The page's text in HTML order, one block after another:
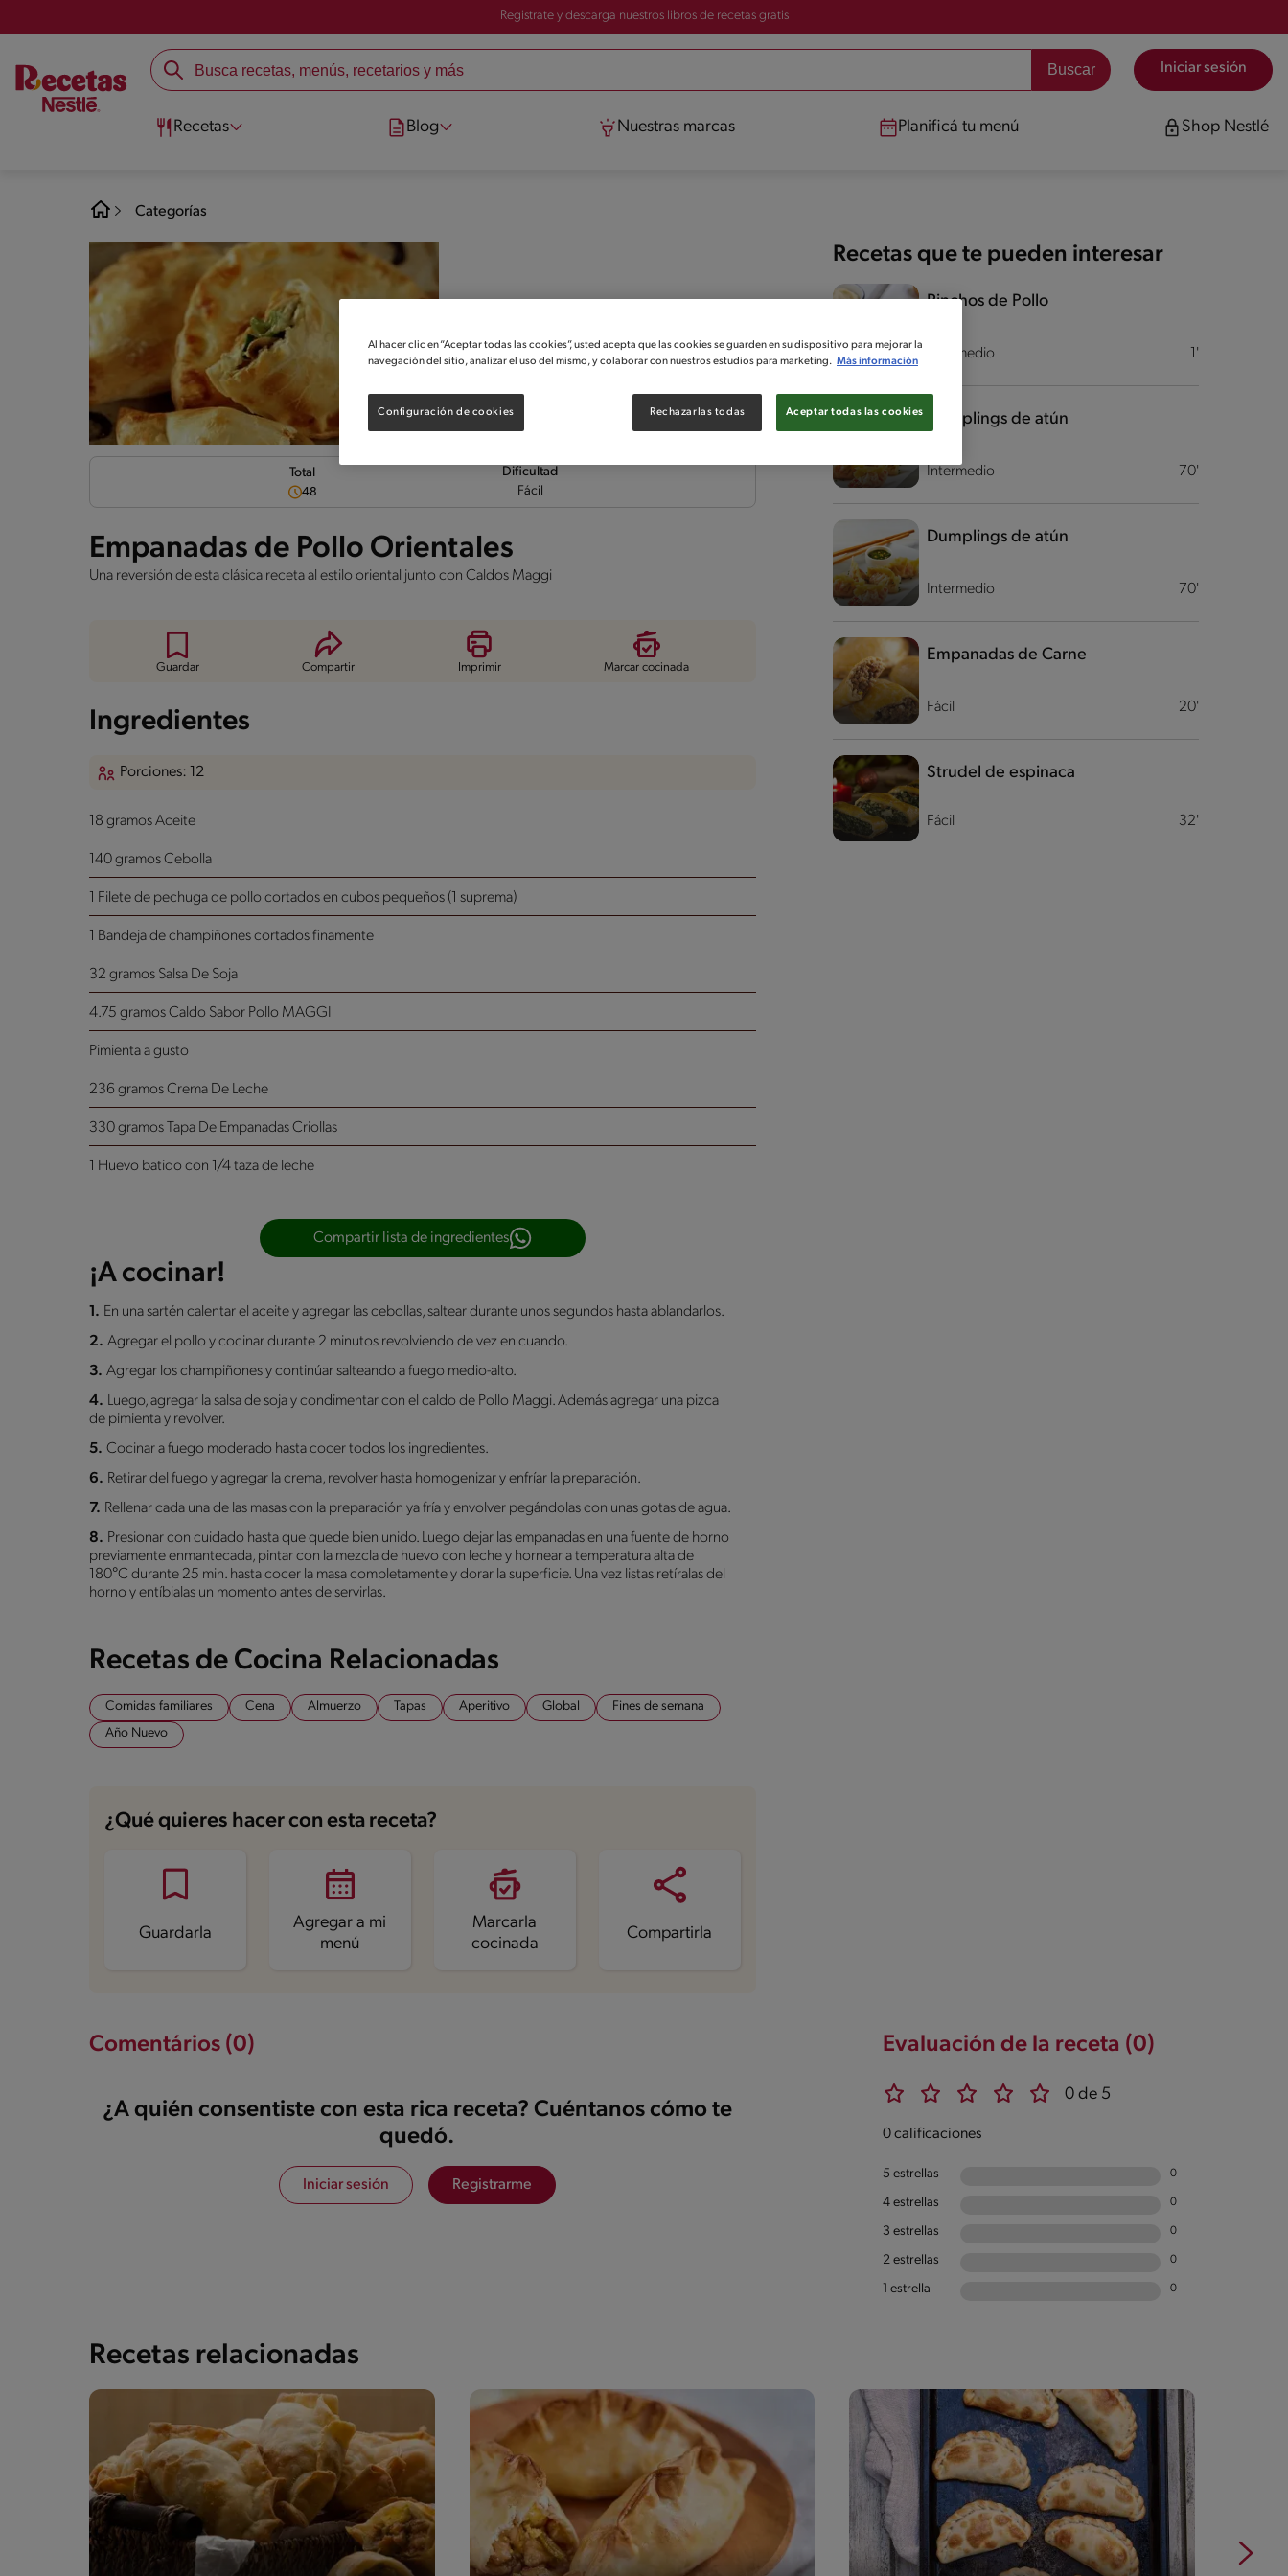
Registrate y descarga nuestros libros de recetas gratis
Iniciar sesión
Recetas Blog Nuestras marcas Planificá tu menú Shop Nestlé
Categorías
Total
48
Dificultad
Fácil
Empanadas de Pollo Orientales
Una reversión de esta clásica receta al estilo oriental junto con Caldos Maggi
Guardar Compartir Imprimir Marcar cocinada
Ingredientes
Porciones: 12
18 gramos Aceite
140 gramos Cebolla
1 Filete de pechuga de pollo cortados en cubos pequeños (1 suprema)
1 Bandeja de champiñones cortados finamente
32 gramos Salsa De Soja
4.75 gramos Caldo Sabor Pollo MAGGI
Pimienta a gusto
236 gramos Crema De Leche
330 gramos Tapa De Empanadas Criollas
1 Huevo batido con 1/4 taza de leche
Compartir lista de ingredientes
¡A cocinar!
1. En una sartén calentar el aceite y agregar las cebollas, saltear durante unos segundos hasta ablandarlos.
2. Agregar el pollo y cocinar durante 2 minutos revolviendo de vez en cuando.
3. Agregar los champiñones y continúar salteando a fuego medio-alto.
4. Luego, agregar la salsa de soja y condimentar con el caldo de Pollo Maggi. Además agregar una pizca
de pimienta y revolver.
5. Cocinar a fuego moderado hasta cocer todos los ingredientes.
6. Retirar del fuego y agregar la crema, revolver hasta homogenizar y enfríar la preparación.
7. Rellenar cada una de las masas con la preparación ya fría y envolver pegándolas con unas gotas de agua.
8. Presionar con cuidado hasta que quede bien unido. Luego dejar las empanadas en una fuente de horno
previamente enmantecada, pintar con la mezcla de huevo con leche y hornear a temperatura alta de
180°C durante 25 min. hasta cocer la masa completamente y dorar la superficie. Una vez listas retíralas del
horno y entíbialas un momento antes de servirlas.
Recetas de Cocina Relacionadas
Comidas familiares Cena Almuerzo Tapas Aperitivo Global
Fines de semana
Año Nuevo
¿Qué quieres hacer con esta receta?
Guardarla
Agregar a mi
menú
Marcarla
cocinada
Compartirla
Recetas que te pueden interesar
Intermedio 1'
Pinchos de Pollo
Intermedio 70'
Dumplings de atún
Intermedio 70'
Dumplings de atún
Fácil 20'
Empanadas de Carne
Fácil 32'
Strudel de espinaca
Evaluación de la receta (0)
0 de 5
0 calificaciones
5 estrellas 0
4 estrellas 0
3 estrellas 0
2 estrellas 0
1 estrella 0
Comentários (0)
¿A quién consentiste con esta rica receta? Cuéntanos cómo te
quedó.
Iniciar sesión Registrarme
Recetas relacionadas
Al hacer clic en “Aceptar todas las cookies”, usted acepta que las cookies se guarden en su dispositivo para mejorar la
navegación del sitio, analizar el uso del mismo, y colaborar con nuestros estudios para marketing. Más información
Rechazarlas todas Aceptar todas las cookies
Configuración de cookies